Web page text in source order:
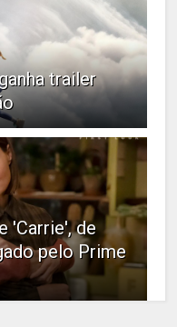
trailer
'Carrie', de
pelo Prime